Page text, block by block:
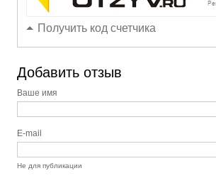
Получить код счетчика
Добавить отзыв
Ваше имя
E-mail
Не для публикации